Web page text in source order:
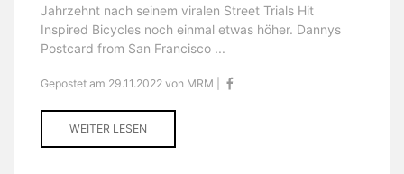
Jahrzehnt nach seinem viralen Street Trials Hit
Inspired Bicycles noch einmal etwas höher. Dannys
Postcard from San Francisco ...
Gepostet am 29.11.2022 von MRM |
WEITER LESEN